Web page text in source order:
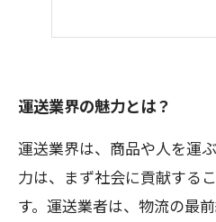
運送業界の魅力とは？
運送業界は、商品や人を運
力は、まず社会に貢献する
す。運送業者は、物流の最